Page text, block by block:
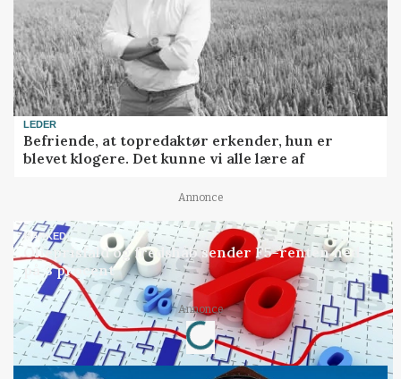
LEDER
Befriende, at topredaktør erkender, hun er
blevet klogere. Det kunne vi alle lære af
Annonce
MARKED
Olieprisfald og fredshåb sender F5-renten ned
på 3 procent
Annonce
Loading...